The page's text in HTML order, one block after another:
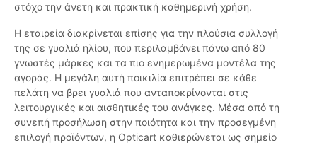
στόχο την άνετη και πρακτική καθημερινή χρήση.
Η εταιρεία διακρίνεται επίσης για την πλούσια συλλογή
της σε γυαλιά ηλίου, που περιλαμβάνει πάνω από 80
γνωστές μάρκες και τα πιο ενημερωμένα μοντέλα της
αγοράς. Η μεγάλη αυτή ποικιλία επιτρέπει σε κάθε
πελάτη να βρει γυαλιά που ανταποκρίνονται στις
λειτουργικές και αισθητικές του ανάγκες. Μέσα από τη
συνεπή προσήλωση στην ποιότητα και την προσεγμένη
επιλογή προϊόντων, η Opticart καθιερώνεται ως σημείο